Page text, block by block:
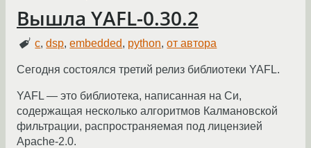
Вышла YAFL-0.30.2
c,dsp,embedded, python,от автора
Сегодня состоялся третий релиз библиотеки YAFL.
YAFL — это библиотека, написанная на Си,
содержащая несколько алгоритмов Калмановской
фильтрации, распространяемая под лицензией
Apache-2.0.